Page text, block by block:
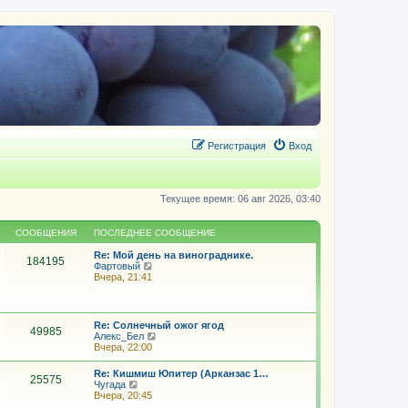
Вход
Регистрация
Текущее время: 06 авг 2026, 03:40
СООБЩЕНИЯ ПОСЛЕДНЕЕ СООБЩЕНИЕ
184195
Re: Мой день на винограднике.
Фартовый
и
к
о
с
Вчера, 21:41
49985
Re: Солнечный ожог ягод
Алекс_Бел
е
й
Вчера, 22:00
25575
Re: Кишмиш Юпитер (Арканзас 1…
Чугада
е
Вчера, 20:45